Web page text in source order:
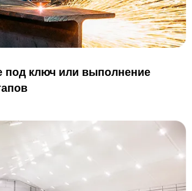
под ключ или выполнение